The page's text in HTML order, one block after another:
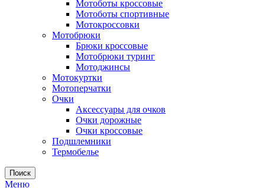
Мотоботы кроссовые
Мотоботы спортивные
Мотокроссовки
Мотобрюки
Брюки кроссовые
Мотобрюки туринг
Мотоджинсы
Мотокуртки
Мотоперчатки
Очки
Аксессуары для очков
Очки дорожные
Очки кроссовые
Подшлемники
Термобелье
Поиск
Меню